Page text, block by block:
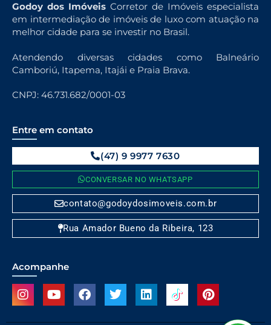
Godoy dos Imóveis Corretor de Imóveis especialista
em intermediação de imóveis de luxo com atuação na
melhor cidade para se investir no Brasil.
Atendendo diversas cidades como Balneário
Camboriú, Itapema, Itajái e Praia Brava.
CNPJ: 46.731.682/0001-03
Entre em contato
(47) 9 9977 7630
CONVERSAR NO WHATSAPP
contato@godoydosimoveis.com.br
Rua Amador Bueno da Ribeira, 123
Acompanhe